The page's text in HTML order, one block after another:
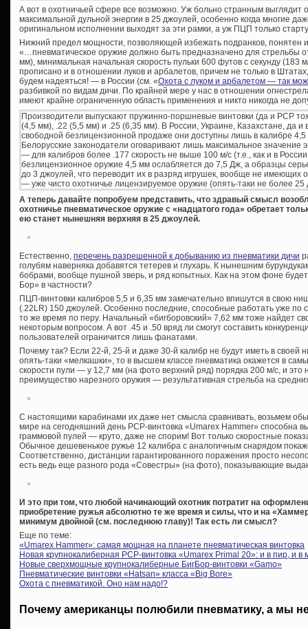
А вот в охотничьей сфере все возможно. Уж больно странным выглядит
максимальной дульной энергии в 25 джоулей, особенно когда многие
оригинальном исполнении выходят за эти рамки, а уж ПЦП только
Нижний предел мощности, позволяющей избежать подранков, понятен
«…пневматическое оружие должно быть предназначено для стрельбы
мм), минимальная начальная скорость пульки 600 футов с секунду (183
прописано и в отношении луков и арбалетов, причем не только в
будем надеяться! — в России (см. «Охота с луком и арбалетом — так
разбивкой по видам дичи. По крайней мере у нас в отношении
имеют крайне ограниченную область применения и никто никогда не
Производители выпускают пружинно-поршневые винтовки (да и PCP
(4,5 мм), .22 (5,5 мм) и .25 (6,35 мм). В России, Украине, Казахстане, да
свободной безлицензионной продаже они доступны лишь в калибре
Белорусские законодатели оговаривают лишь максимальное значение
— для калибров более .177 скорость не выше 100 м/с (т.е., как и в
безлицензионное оружие 4,5 мм ослабляется до 7,5 Дж, а образцы
до 3 джоулей, что переводит их в разряд игрушек, вообще не имеющих
— уже чисто охотничье лицензируемое оружие (опять-таки не более 25
А теперь давайте попробуем представить, что здравый смысл
охотничье пневматическое оружие с «надцатого года» обретает
ею станет нынешняя верхняя в 25 джоулей.
Естественно, перечень разрешенной к добыванию из пневматики дичи
голубям наверняка добавятся тетерев и глухарь. К нынешним
бобрами, вообще пушной зверь, и ряд копытных. Как на этом фоне
Бор» в частности?
ПЦП-винтовки калибров 5,5 и 6,35 мм замечательно впишутся в свою
(.22LR) 150 джоулей. Особенно последние, способные работать уже по
то же время по перу. Начальный «бигборовский» 7,62 мм тоже найдет
некоторым вопросом. А вот .45 и .50 вряд ли смогут составить
пользователей ограничится лишь фанатами.
Почему так? Если 22-й, 25-й и даже 30-й калибр не будут иметь в своей
опять-таки «мелкашки», то в высшем классе пневматика окажется в
скорости пули — у 12,7 мм (на фото верхний ряд) порядка 200 м/с, и это
преимущество нарезного оружия — результативная стрельба на
С настоящими карабинами их даже нет смысла сравнивать, возьмем
мире на сегодняшний день PCP-винтовка «Umarex Hammer» способна
граммовой пулей — круто, даже не спорим! Вот только скоростные
Обычное дешевенькое ружье 12 калибра с аналогичным снарядом
Соответственно, дистанции гарантированного поражения просто
есть ведь еще разного рода «Совестры» (на фото), показывающие
И это при том, что любой начинающий охотник потратит на
приобретение ружья абсолютно те же время и силы, что и на
минимум двойной (см. последнюю главу)! Так есть ли смысл?
Еще по теме:
«Umarex Hammer»: самая мощная на планете пневматическая винтовка
Новая крупнокалиберная PCP-винтовка «Umarex Primal 20»: и в пир, и в
Новые сверхмощные крупнокалиберные БигБор-винтовки «Gamo»
Пневматические винтовки «Hatsan» класса «Big Bore»
Охота с пневматикой. Оно нам надо!?
Почему американцы полюбили пневматику, а мы